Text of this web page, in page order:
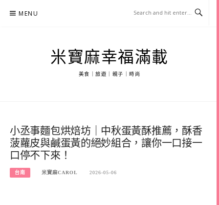
MENU
米寶麻幸福滿載
美食｜旅遊｜親子｜時尚
小丞事麵包烘焙坊｜中秋蛋黃酥推薦，酥香
菠蘿皮與鹹蛋黃的絕妙組合，讓你一口接一
口停不下來！
台南 米寶麻CAROL 2026-05-06